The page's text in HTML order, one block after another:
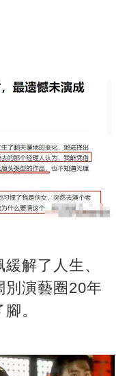
解了人生、
別演藝圈20年
。